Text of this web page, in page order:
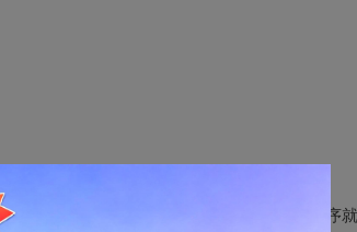
输入，程序能产生符合规格的输出，那么程序